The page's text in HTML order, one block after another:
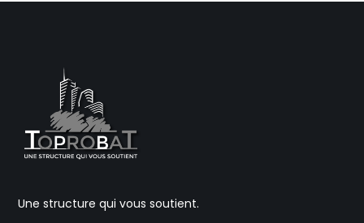
Une structure qui vous soutient.